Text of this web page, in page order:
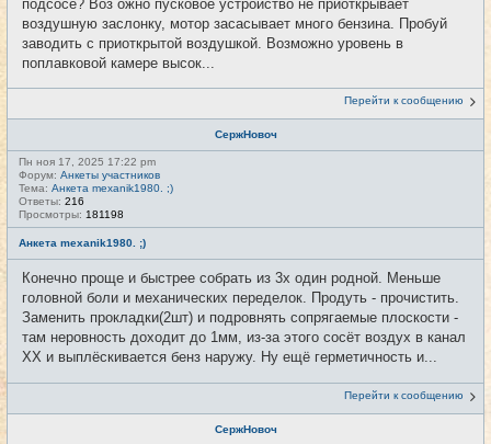
подсосе? Воз ожно пусковое устройство не приоткрывает
воздушную заслонку, мотор засасывает много бензина. Пробуй
заводить с приоткрытой воздушкой. Возможно уровень в
поплавковой камере высок...
Перейти к сообщению
СержНовоч
Пн ноя 17, 2025 17:22 pm
Форум: Анкеты участников
Тема: Анкета mexanik1980. ;)
Ответы: 216
Просмотры: 181198
Анкета mexanik1980. ;)
Конечно проще и быстрее собрать из 3х один родной. Меньше
головной боли и механических переделок. Продуть - прочистить.
Заменить прокладки(2шт) и подровнять сопрягаемые плоскости -
там неровность доходит до 1мм, из-за этого сосёт воздух в канал
ХХ и выплёскивается бенз наружу. Ну ещё герметичность и...
Перейти к сообщению
СержНовоч